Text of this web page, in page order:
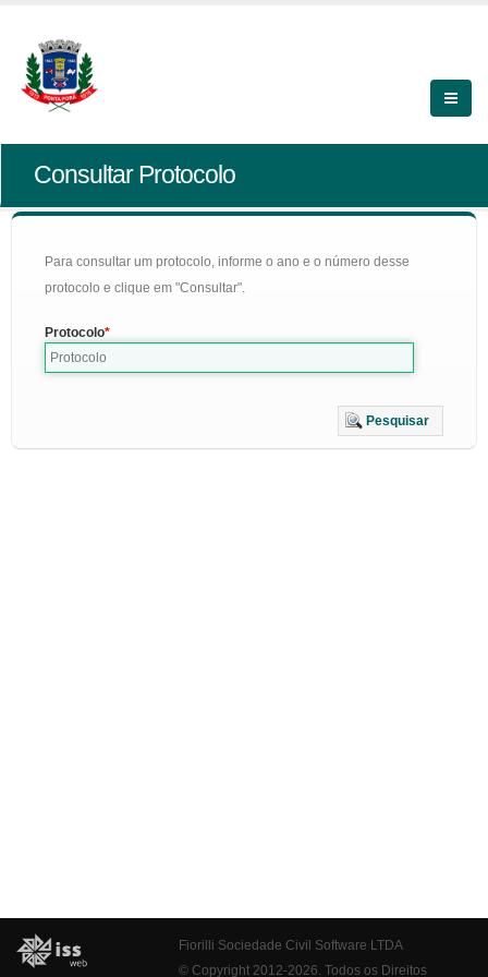
Consultar Protocolo
Para consultar um protocolo, informe o ano e o número desse
protocolo e clique em "Consultar".
Protocolo
Pesquisar
Fiorilli Sociedade Civil Software LTDA
© Copyright 2012-2026. Todos os Direitos